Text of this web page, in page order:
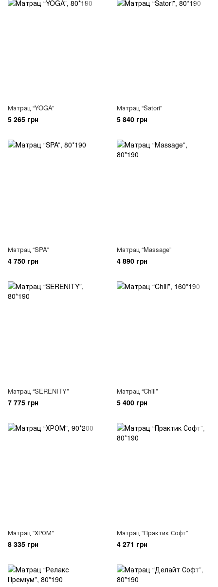
Матрац “YOGA”
5 265 грн
Матрац “Satori”
5 840 грн
Матрац “SPA”
4 750 грн
Матрац “Massage”
4 890 грн
Матрац “SERENITY”
7 775 грн
Матрац “Chill”
5 400 грн
Матрац “ХРОМ"
8 335 грн
Матрац “Практик Софт”
4 271 грн